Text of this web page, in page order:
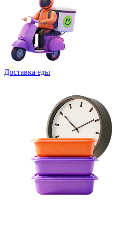
Доставка еды